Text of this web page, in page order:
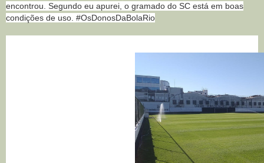
encontrou. Segundo eu apurei, o gramado do SC está em boas
condições de uso. #OsDonosDaBolaRio